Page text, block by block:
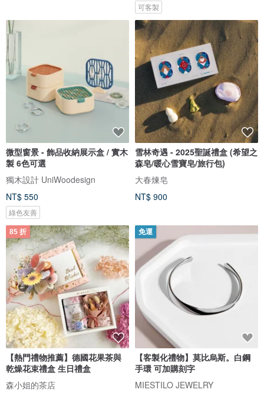
可客製
微型窗景 - 飾品收納展示盒 / 實木
製 6色可選
獨木設計 UniWoodesign
NT$ 550
綠色友善
雪林奇遇 - 2025聖誕禮盒 (希望之
森皂/暖心雪寶皂/旅行包)
大春煉皂
NT$ 900
85 折
【熱門禮物推薦】德國花果茶與
乾燥花束禮盒 生日禮盒
森小姐的茶店
免運
【客製化禮物】莫比烏斯。白鋼
手環 可加購刻字
MIESTILO JEWELRY